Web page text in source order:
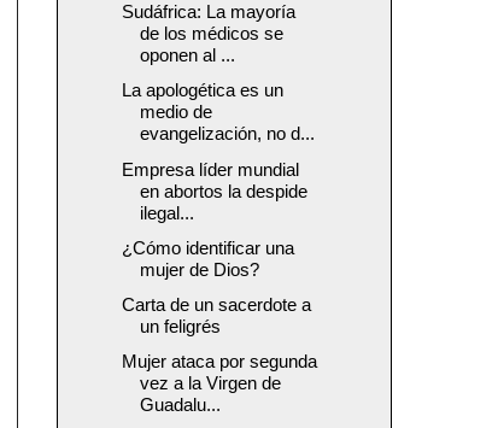
Sudáfrica: La mayoría
de los médicos se
oponen al ...
La apologética es un
medio de
evangelización, no d...
Empresa líder mundial
en abortos la despide
ilegal...
¿Cómo identificar una
mujer de Dios?
Carta de un sacerdote a
un feligrés
Mujer ataca por segunda
vez a la Virgen de
Guadalu...